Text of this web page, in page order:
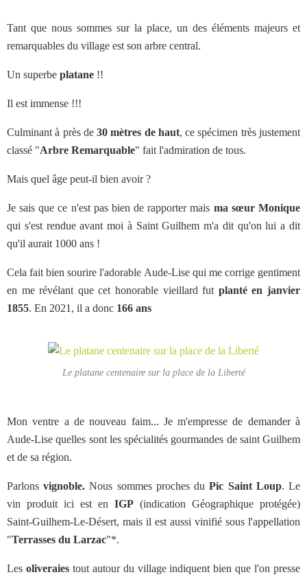
Tant que nous sommes sur la place, un des éléments majeurs et
remarquables du village est son arbre central.
Un superbe platane !!
Il est immense !!!
Culminant à près de30 mètres de haut, ce spécimen très justement
classé "Arbre Remarquable" fait l'admiration de tous.
Mais quel âge peut-il bien avoir ?
Je sais que ce n'est pas bien de rapporter mais ma sœur Monique
qui s'est rendue avant moi à Saint Guilhem m'a dit qu'on lui a dit
qu'il aurait 1000 ans !
Cela fait bien sourire l'adorable Aude-Lise qui me corrige gentiment
en me révélant que cet honorable vieillard fut planté en janvier
1855. En 2021, il a donc 166 ans
Le platane centenaire sur la place de la Liberté
Mon ventre a de nouveau faim... Je m'empresse de demander à
Aude-Lise quelles sont les spécialités gourmandes de saint Guilhem
et de sa région.
Parlonsvignoble. Nous sommes proches duPic Saint Loup. Le
vin produit ici est en IGP (indication Géographique protégée)
Saint-Guilhem-Le-Désert, mais il est aussi vinifié sous l'appellation
"Terrasses du Larzac"*.
Les oliveraiestout autour du village indiquent bien que l'on presse